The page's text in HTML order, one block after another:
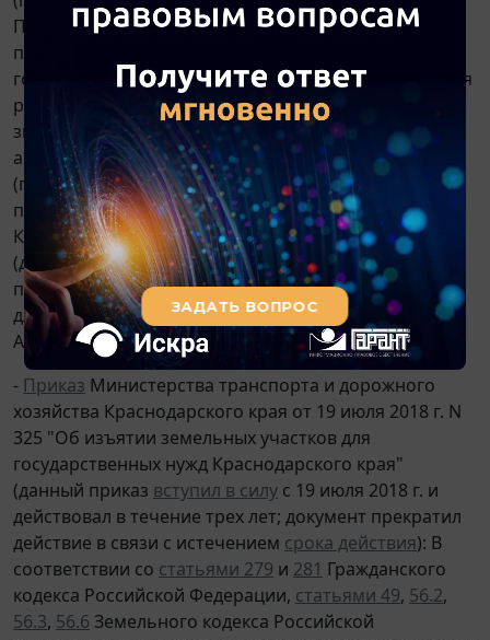
Правительство Калининградской области
постановляет: 1. Изъять земельные участки для
государственных нужд Калининградской области для
размещения линейного объекта регионального
значения "Устройство разворотных петель на
автомобильной дороге "Калининград - Мамоново II
(пос. Новоселово) - граница с Республикой Польша"
по перечню согласноприложению . Вид объекта.
Категория земель и разрешенное использование
(для земельного участка): Земельный участок,
планируемый к образованию. Земли лесного фонда,
для ведения лесного хозяйства...; Обременение:
Аренда, сервитут;
- Приказ Министерства транспорта и дорожного
хозяйства Краснодарского края от 19 июля 2018 г. N
325 "Об изъятии земельных участков для
государственных нужд Краснодарского края"
(данный приказ вступил в силу с 19 июля 2018 г. и
действовал в течение трех лет; документ прекратил
действие в связи с истечением срока действия): В
соответствии со статьями 279 и 281 Гражданского
кодекса Российской Федерации, статьями 49, 56.2,
56.3, 56.6 Земельного кодекса Российской